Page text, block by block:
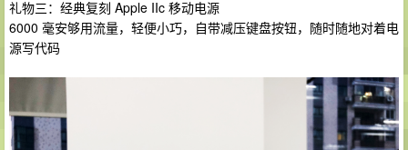
礼物三：经典复刻 Apple IIc 移动电源
6000 毫安够用流量，轻便小巧，自带减压键盘按钮，随时随地对着电
源写代码